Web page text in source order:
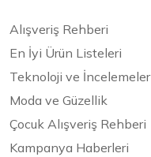
Alışveriş Rehberi
En İyi Ürün Listeleri
Teknoloji ve İncelemeler
Moda ve Güzellik
Çocuk Alışveriş Rehberi
Kampanya Haberleri